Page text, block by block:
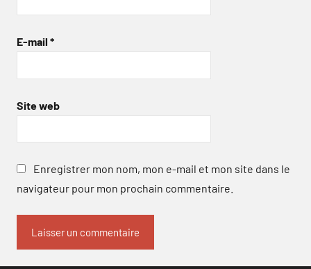
E-mail *
Site web
Enregistrer mon nom, mon e-mail et mon site dans le
navigateur pour mon prochain commentaire.